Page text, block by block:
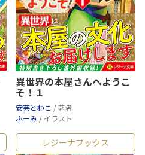
異世界の本屋さんへようこ
そ！１
安芸とわこ / 著者
ふーみ / イラスト
レジーナブックス